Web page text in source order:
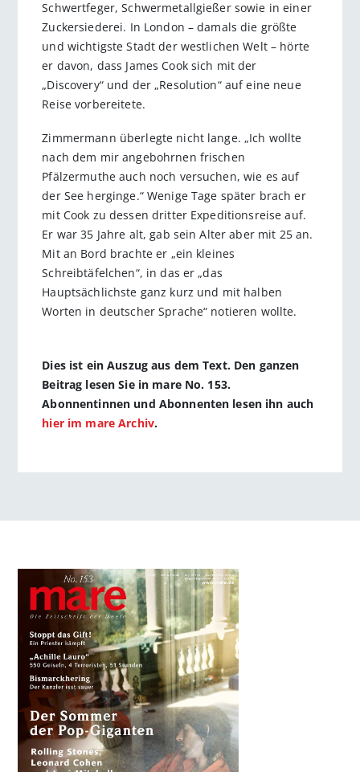
Schwertfeger, Schwermetallgießer sowie in einer
Zuckersiederei. In London – damals die größte
und wichtigste Stadt der westlichen Welt – hörte
er davon, dass James Cook sich mit der
„Discovery“ und der „Resolution“ auf eine neue
Reise vorbereitete.
Zimmermann überlegte nicht lange. „Ich wollte
nach dem mir angebohrnen frischen
Pfälzermuthe auch noch versuchen, wie es auf
der See herginge.“ Wenige Tage später brach er
mit Cook zu dessen dritter Expeditionsreise auf.
Er war 35 Jahre alt, gab sein Alter aber mit 25 an.
Mit an Bord brachte er „ein kleines
Schreibtäfelchen“, in das er „das
Hauptsächlichste ganz kurz und mit halben
Worten in deutscher Sprache“ notieren wollte.
Dies ist ein Auszug aus dem Text. Den ganzen
Beitrag lesen Sie in mare No. 153.
Abonnentinnen und Abonnenten lesen ihn auch
hier im mare Archiv.